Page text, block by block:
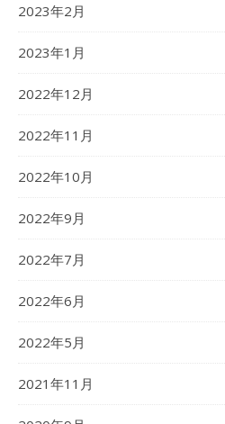
2023年2月
2023年1月
2022年12月
2022年11月
2022年10月
2022年9月
2022年7月
2022年6月
2022年5月
2021年11月